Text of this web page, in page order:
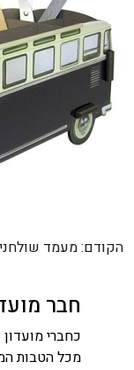
ניווט
הקודם:מעמד
חבר
כחברי
מכל הטבות